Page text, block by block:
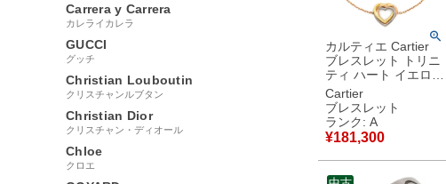
Carrera y Carrera
カレライカレラ
GUCCI
グッチ
Christian Louboutin
クリスチャンルブタン
Christian Dior
クリスチャン・ディオール
Chloe
クロエ
カルティエ Cartier
ブレスレット トリニ
ティ ハート イエロー
ゴールド×ホワイトゴ
ールド×ピンクゴール
ド スリーカラー
Au750 18K 18金
【中古】中古美品
Cartier
ブレスレット
ランク: A
¥181,300